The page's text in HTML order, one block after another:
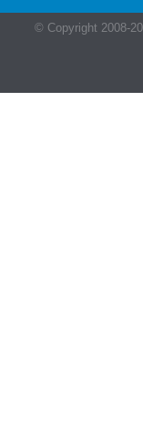
© Copyright 2008-